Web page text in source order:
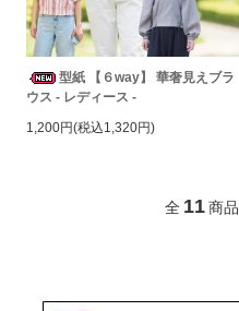
型紙 【６way】 華奢見えブラ
ウス - レディース -
1,200円(税込1,320円)
全 11 商品